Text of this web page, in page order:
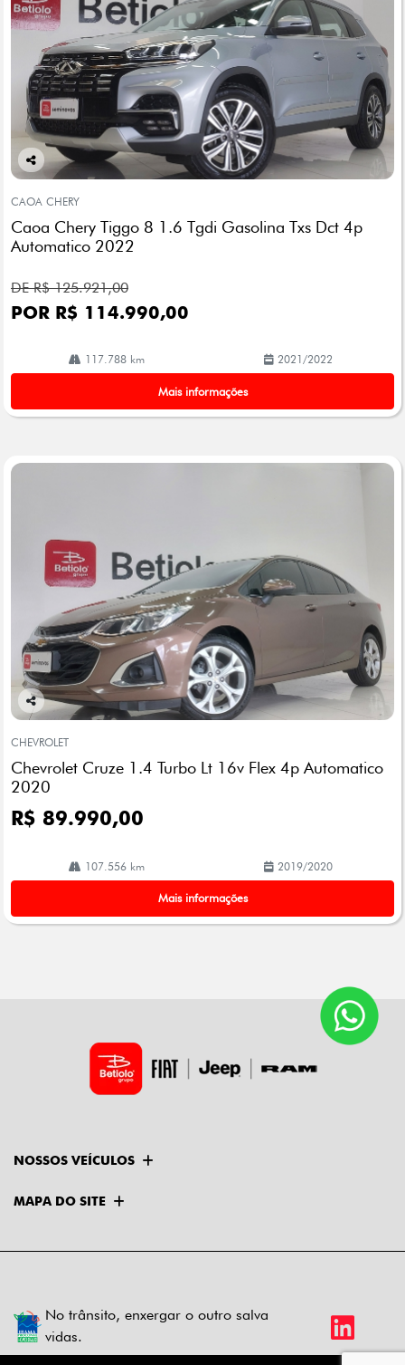
Co
arti
lhe
CAOA CHERY
Caoa Chery Tiggo 8 1.6 Tgdi Gasolina Txs Dct 4p
Automatico 2022
DE R$ 125.921,00
POR R$ 114.990,00
117.788 km 2021/2022
Mais informações
Co
arti
lhe
CHEVROLET
Chevrolet Cruze 1.4 Turbo Lt 16v Flex 4p Automatico
2020
R$ 89.990,00
107.556 km 2019/2020
Mais informações
NOSSOS VEÍCULOS
MAPA DO SITE
No trânsito, enxergar o outro salva
vidas.